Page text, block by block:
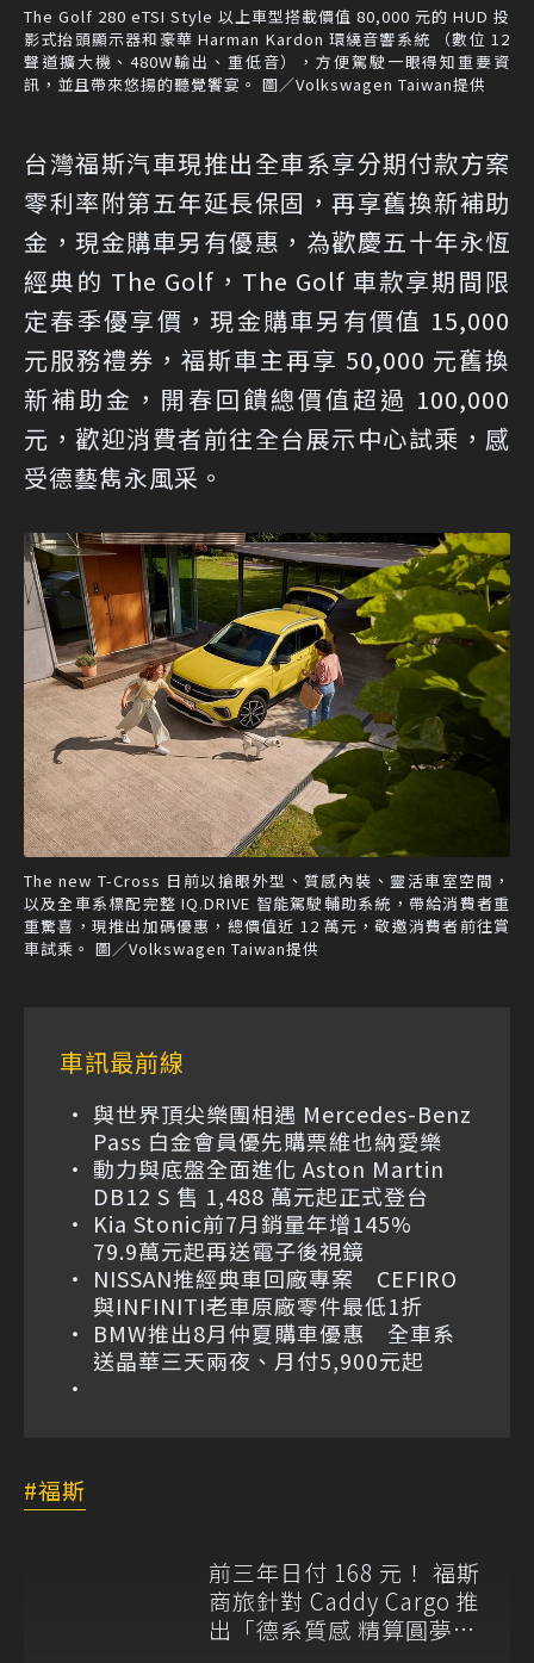
The Golf 280 eTSI Style 以上車型搭載價值 80,000 元的 HUD 投
影式抬頭顯示器和豪華 Harman Kardon 環繞音響系統 （數位 12
聲道擴大機、480W輸出、重低音），方便駕駛一眼得知重要資
訊，並且帶來悠揚的聽覺饗宴。 圖／Volkswagen Taiwan提供
台灣福斯汽車現推出全車系享分期付款方案
零利率附第五年延長保固，再享舊換新補助
金，現金購車另有優惠，為歡慶五十年永恆
經典的 The Golf，The Golf 車款享期間限
定春季優享價，現金購車另有價值 15,000
元服務禮券，福斯車主再享 50,000 元舊換
新補助金，開春回饋總價值超過 100,000
元，歡迎消費者前往全台展示中心試乘，感
受德藝雋永風采。
The new T-Cross 日前以搶眼外型、質感內裝、靈活車室空間，
以及全車系標配完整 IQ.DRIVE 智能駕駛輔助系統，帶給消費者重
重驚喜，現推出加碼優惠，總價值近 12 萬元，敬邀消費者前往賞
車試乘。 圖／Volkswagen Taiwan提供
車訊最前線
與世界頂尖樂團相遇 Mercedes-Benz
Pass 白金會員優先購票維也納愛樂
動力與底盤全面進化 Aston Martin
DB12 S 售 1,488 萬元起正式登台
Kia Stonic前7月銷量年增145%
79.9萬元起再送電子後視鏡
NISSAN推經典車回廠專案 CEFIRO
與INFINITI老車原廠零件最低1折
BMW推出8月仲夏購車優惠 全車系
送晶華三天兩夜、月付5,900元起
福斯
前三年日付 168 元！ 福斯
商旅針對 Caddy Cargo 推
出「德系質感 精算圓夢」